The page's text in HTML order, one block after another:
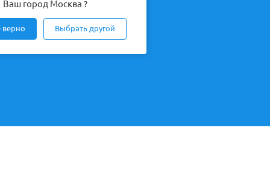
Ваш город Москва ?
верно Выбрать другой